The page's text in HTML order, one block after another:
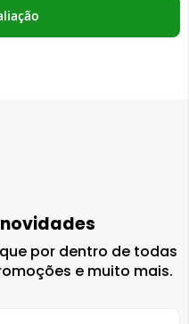
por dentro de todas
e muito mais.